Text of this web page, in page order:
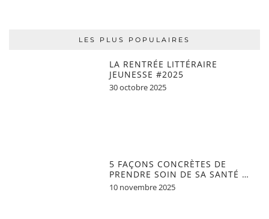
LES PLUS POPULAIRES
LA RENTRÉE LITTÉRAIRE
JEUNESSE #2025
30 octobre 2025
5 FAÇONS CONCRÈTES DE
PRENDRE SOIN DE SA SANTÉ …
10 novembre 2025